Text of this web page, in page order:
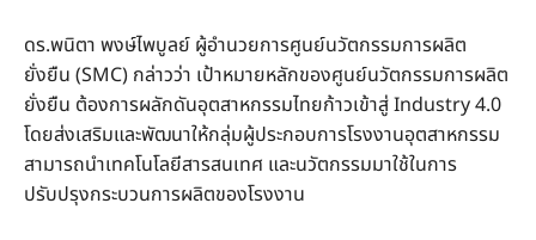
ดร.พนิตา พงษ์ไพบูลย์ ผู้อำนวยการศูนย์นวัตกรรมการผลิต
ยั่งยืน (SMC) กล่าวว่า เป้าหมายหลักของศูนย์นวัตกรรมการผลิต
ยั่งยืน ต้องการผลักดันอุตสาหกรรมไทยก้าวเข้าสู่ Industry 4.0
โดยส่งเสริมและพัฒนาให้กลุ่มผู้ประกอบการโรงงานอุตสาหกรรม
สามารถนำเทคโนโลยีสารสนเทศ และนวัตกรรมมาใช้ในการ
ปรับปรุงกระบวนการผลิตของโรงงาน